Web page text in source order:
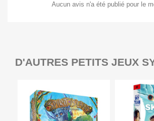
Aucun avis n'a été publié pour le
D'AUTRES PETITS JEUX